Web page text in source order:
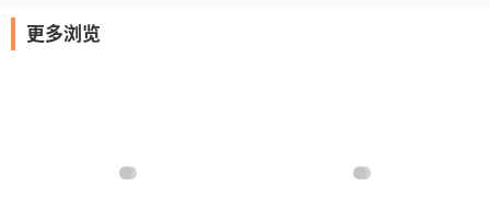
更多浏览